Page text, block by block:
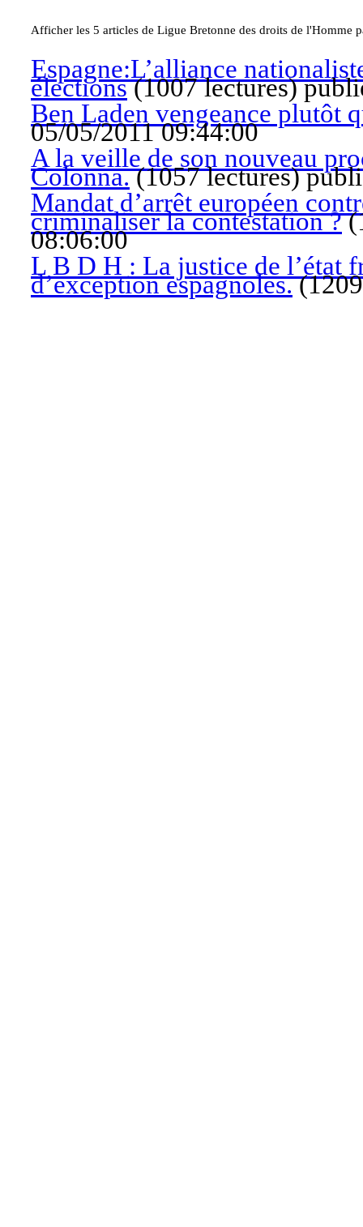
Afficher les 5 articles de Ligue Bretonne des droits de l'Homme
Espagne:L’alliance
élections(1007 lectures)
Ben Laden vengeance plutôt
05/05/2011 09:44:00
A la veille de son nouveau
Colonna.(1057 lectures)
Mandat d’arrêt européen
criminaliser la contestation ?(
08:06:00
L B D H : La justice de l’état
d’exception espagnoles.(